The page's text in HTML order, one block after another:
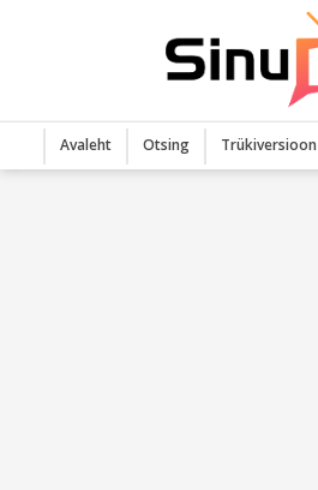
Avaleht Otsing Trükiversioon